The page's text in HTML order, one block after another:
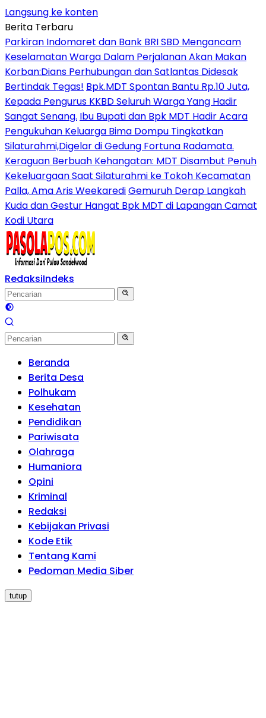
Langsung ke konten
Berita Terbaru
Parkiran Indomaret dan Bank BRI SBD Mengancam
Keselamatan Warga Dalam Perjalanan Akan Makan
Korban:Dians Perhubungan dan Satlantas Didesak
Bertindak Tegas! Bpk.MDT Spontan Bantu Rp.10 Juta,
Kepada Pengurus KKBD Seluruh Warga Yang Hadir
Sangat Senang. Ibu Bupati dan Bpk MDT Hadir Acara
Pengukuhan Keluarga Bima Dompu Tingkatkan
Silaturahmi,Digelar di Gedung Fortuna Radamata.
Keraguan Berbuah Kehangatan: MDT Disambut Penuh
Kekeluargaan Saat Silaturahmi ke Tokoh Kecamatan
Palla, Ama Aris WeekarediGemuruh Derap Langkah
Kuda dan Gestur Hangat Bpk MDT di Lapangan Camat
Kodi Utara
RedaksiIndeks
Beranda
Berita Desa
Polhukam
Kesehatan
Pendidikan
Pariwisata
Olahraga
Humaniora
Opini
Kriminal
Redaksi
Kebijakan Privasi
Kode Etik
Tentang Kami
Pedoman Media Siber
tutup